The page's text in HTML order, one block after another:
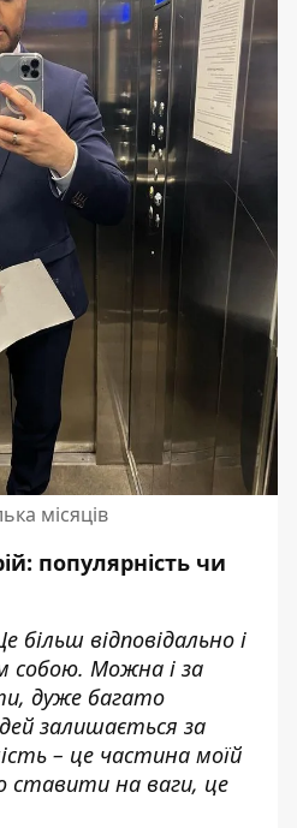
місяців
популярність чи
більш відповідально і
собою. Можна і за
дуже багато
залишається за
– це частина моїй
ставити на ваги, це